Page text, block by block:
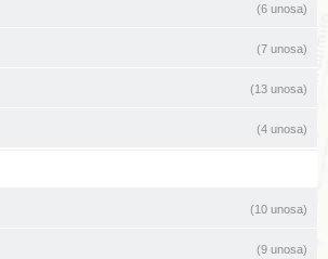
(6 unosa)
(7 unosa)
(13 unosa)
(4 unosa)
(10 unosa)
(9 unosa)